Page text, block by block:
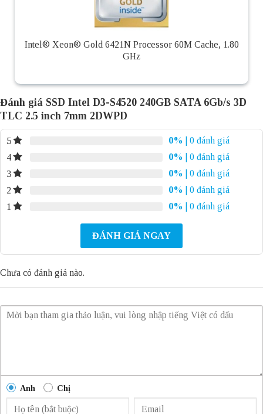
Intel® Xeon® Gold 6421N Processor 60M Cache, 1.80
GHz
Đánh giá SSD Intel D3-S4520 240GB SATA 6Gb/s 3D
TLC 2.5 inch 7mm 2DWPD
5 0%
| 0 đánh giá
4
0%
| 0 đánh giá
3
0%
| 0 đánh giá
2
0%
| 0 đánh giá
1
0% | 0 đánh giá
ĐÁNH GIÁ NGAY
Chưa có đánh giá nào.
Anh Chị